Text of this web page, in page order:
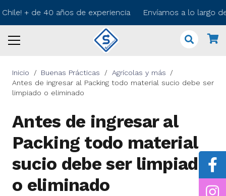
+ de 40 años de experiencia Envíamos a lo largo
Inicio / Buenas Prácticas / Agrícolas y más
/
Antes de ingresar al Packing todo material sucio debe ser
limpiado o eliminado
Antes de ingresar al
Packing todo material
sucio debe ser limpiado
o eliminado